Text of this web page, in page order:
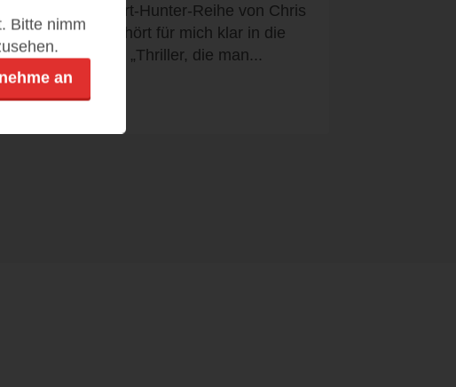
Die Robert-Hunter-Reihe von Chris
Carter gehört für mich klar in die
Kategorie „Thriller, die man...
Bitte nimm
an